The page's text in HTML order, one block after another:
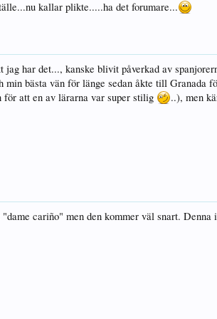
kallar plikte.....ha det forumare...
har det..., kanske blivit påverkad av
bästa vän för länge sedan åkte till Granada
för att en av lärarna var super stilig
..), men
cariño" men den kommer väl snart. Denna